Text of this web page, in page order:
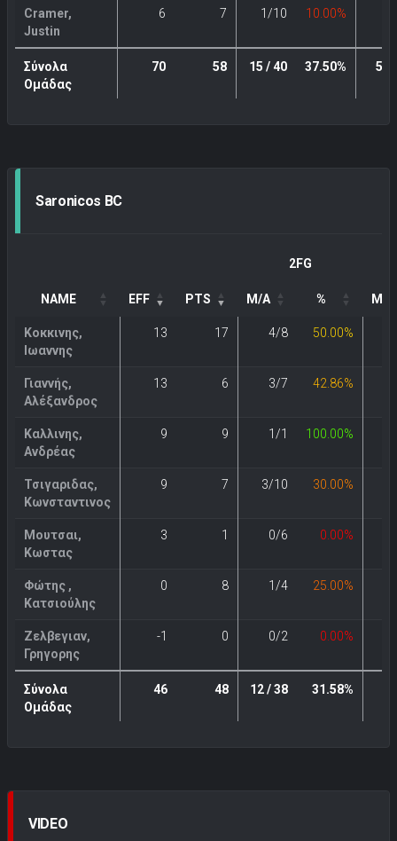
Cramer,
Justin
6 7 1/10 10.00%
Σύνολα
Ομάδας
70 58 15 / 40 37.50% 5 /
Saronicos BC
2FG
NAME EFF PTS M/A % M/A
Κοκκινης,
Ιωαννης
13 17 4/8 50.00%
Γιαννής,
Αλέξανδρος
13 6 3/7 42.86%
Καλλινης,
Ανδρέας
9 9 1/1 100.00%
Τσιγαριδας,
Κωνσταντινος
9 7 3/10 30.00%
Μουτσαι,
Κωστας
3 1 0/6 0.00%
Φώτης ,
Κατσιούλης
0 8 1/4 25.00%
Ζελβεγιαν,
Γρηγορης
-1 0 0/2 0.00%
Σύνολα
Ομάδας
46 48 12 / 38 31.58%
VIDEO